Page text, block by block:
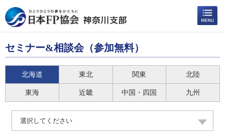
セミナー&相談会（参加無料）
北海道 東北 関東 北陸
東海 近畿 中国・四国 九州
選択してください